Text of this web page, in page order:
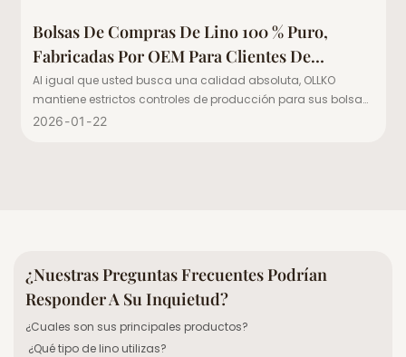
Bolsas De Compras De Lino 100 % Puro,
Fabricadas Por OEM Para Clientes De
Singapur
Al igual que usted busca una calidad absoluta, OLLKO
mantiene estrictos controles de producción para sus bolsas
de compras de lino orgánico. Con más de 20 años de
2026 01 22
¿Nuestras Preguntas Frecuentes Podrían
Responder A Su Inquietud?
¿Cuales son sus principales productos?
¿Qué tipo de lino utilizas?